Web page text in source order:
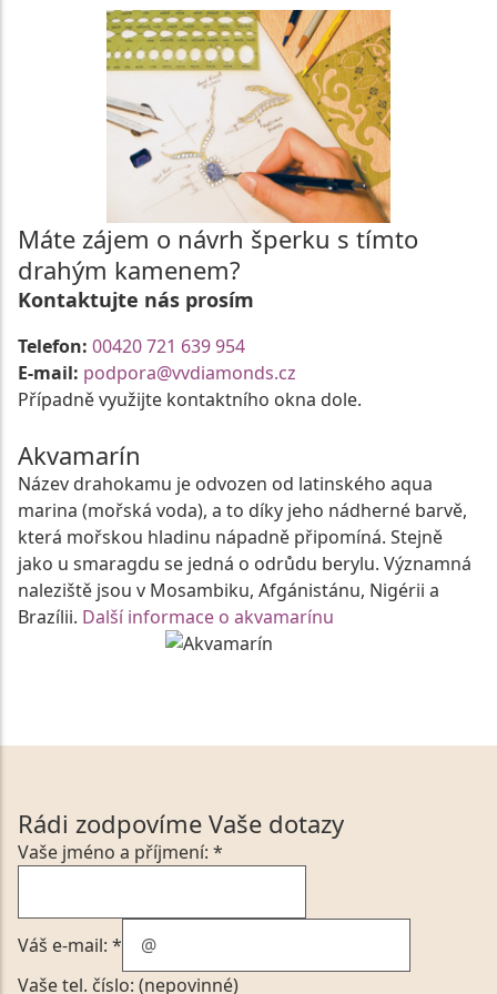
Máte zájem o návrh šperku s tímto
drahým kamenem?
Kontaktujte nás prosím
Telefon: 00420 721 639 954
E-mail: podpora@vvdiamonds.cz
Případně využijte kontaktního okna dole.
Akvamarín
Název drahokamu je odvozen od latinského aqua
marina (mořská voda), a to díky jeho nádherné barvě,
která mořskou hladinu nápadně připomíná. Stejně
jako u smaragdu se jedná o odrůdu berylu. Významná
naleziště jsou v Mosambiku, Afgánistánu, Nigérii a
Brazílii. Další informace o akvamarínu
Rádi zodpovíme Vaše dotazy
Vaše jméno a příjmení: *
Váš e-mail: *
Vaše tel. číslo: (nepovinné)